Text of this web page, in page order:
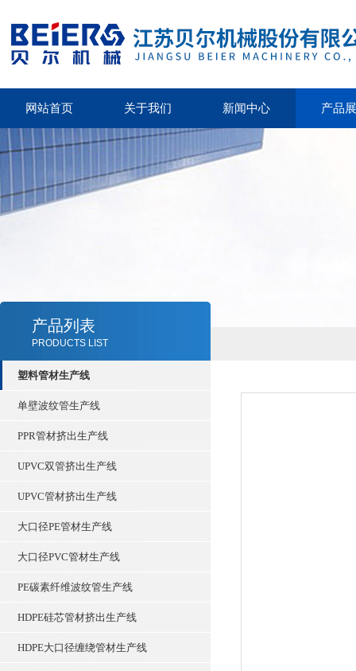
网站首页 关于我们 新闻中心 产品
产品列表
PRODUCTS LIST
塑料管材生产线
单壁波纹管生产线
PPR管材挤出生产线
UPVC双管挤出生产线
UPVC管材挤出生产线
大口径PE管材生产线
大口径PVC管材生产线
PE碳素纤维波纹管生产线
HDPE硅芯管材挤出生产线
HDPE大口径缠绕管材生产线